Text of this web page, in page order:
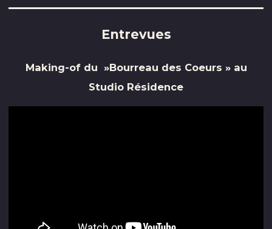
Entrevues
Making-of du »Bourreau des Coeurs » au
Studio Résidence